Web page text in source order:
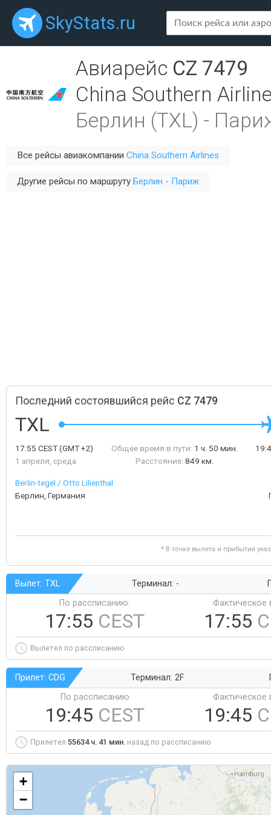
SkyStats.ru
Авиарейс CZ 7479
China Southern
Берлин (TXL) -
Все рейсы авиакомпании China Southern Airlines
Другие рейсы по маршруту Берлин - Париж
Последний состоявшийся рейс CZ 7479
TXL
17:55 CEST(GMT +2)
1 апреля, среда
Общее время в пути: 1 ч. 50 мин.
Расстояние: 849 км.
Berlin-tegel / Otto Lilienthal
Берлин, Германия
* В точке вылета и прибытия
Вылет: TXL Терминал: -
По рассписанию:
17:55 CEST
Фактическое
17:55
Вылетел по рассписанию
Прилет: CDG Терминал: 2F
По рассписанию
19:45 CEST
Фактическое
19:45
Прилетел 55634 ч. 41 мин. назад по рассписанию
+
−